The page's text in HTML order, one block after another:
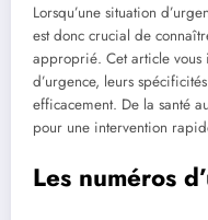
Lorsqu’une situation
est donc crucial de
approprié. Cet article vous
d’urgence, leurs
efficacement. De la santé
pour une intervention
Les numéros